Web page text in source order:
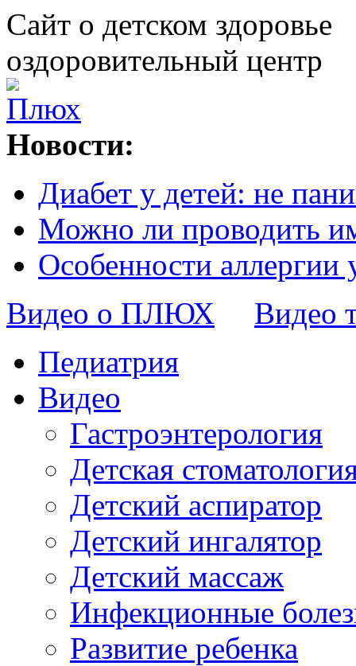
Сайт о детском здоровье
оздоровительный центр
Новости:
Диабет у детей: не
Можно ли проводить
Особенности аллергии
Видео о ПЛЮХ
Видео
Педиатрия
Видео
Гастроэнтерология
Детская
Детский аспиратор
Детский ингалятор
Детский массаж
Инфекционные
Развитие ребенка